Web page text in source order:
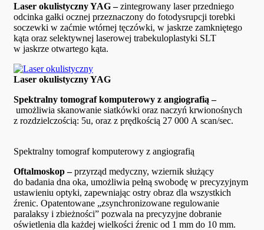
Laser okulistyczny YAG –zintegrowany laser przedniego
odcinka gałki ocznej przeznaczony do fotodysrupcji torebki
soczewki w zaćmie wtórnej tęczówki, w jaskrze zamkniętego
kąta oraz selektywnej laserowej trabekuloplastyki SLT
w jaskrze otwartego kąta.
Laser okulistyczny YAG
Spektralny tomograf komputerowy z angiografią –
umożliwia skanowanie siatkówki oraz naczyń krwionośnych
z rozdzielczością: 5u, oraz z prędkością 27 000 A scan/sec.
Spektralny tomograf komputerowy z angiografią
Oftalmoskop –przyrząd medyczny, wziernik służący
do badania dna oka, umożliwia pełną swobodę w precyzyjnym
ustawieniu optyki, zapewniając ostry obraz dla wszystkich
źrenic. Opatentowane „zsynchronizowane regulowanie
paralaksy i zbieżności” pozwala na precyzyjne dobranie
oświetlenia dla każdej wielkości źrenic od 1 mm do 10 mm.